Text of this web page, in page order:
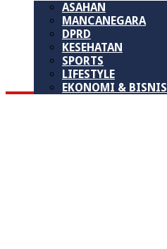
ASAHAN
MANCANEGARA
DPRD
KESEHATAN
SPORTS
LIFESTYLE
EKONOMI & BISNIS